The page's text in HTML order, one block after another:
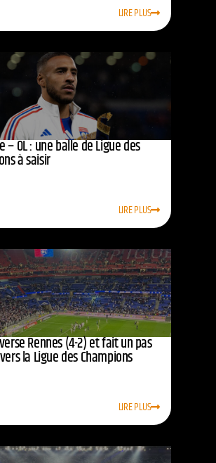
LIRE PLUS
– OL : une balle de Ligue des
à saisir
LIRE PLUS
Rennes (4-2) et fait un pas
la Ligue des Champions
LIRE PLUS